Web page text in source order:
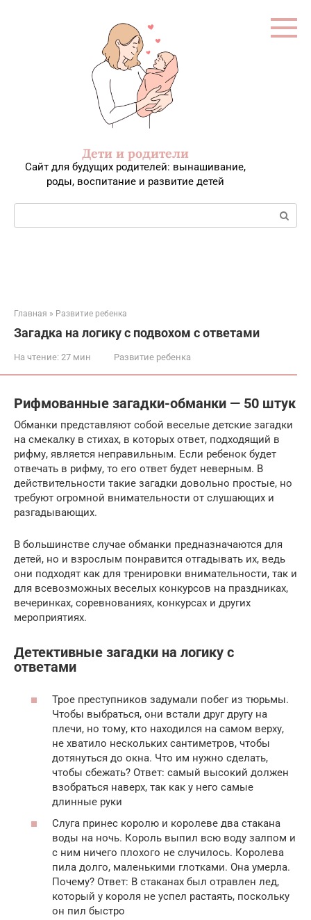
Дети и родители
Сайт для будущих родителей: вынашивание,
роды, воспитание и развитие детей
Поиск:
Главная » Развитие ребенка
Загадка на логику с подвохом с ответами
На чтение: 27 мин Развитие ребенка
Рифмованные загадки-обманки — 50 штук
Обманки представляют собой веселые детские загадки
на смекалку в стихах, в которых ответ, подходящий в
рифму, является неправильным. Если ребенок будет
отвечать в рифму, то его ответ будет неверным. В
действительности такие загадки довольно простые, но
требуют огромной внимательности от слушающих и
разгадывающих.
В большинстве случае обманки предназначаются для
детей, но и взрослым понравится отгадывать их, ведь
они подходят как для тренировки внимательности, так и
для всевозможных веселых конкурсов на праздниках,
вечеринках, соревнованиях, конкурсах и других
мероприятиях.
Детективные загадки на логику с
ответами
Трое преступников задумали побег из тюрьмы.
Чтобы выбраться, они встали друг другу на
плечи, но тому, кто находился на самом верху,
не хватило нескольких сантиметров, чтобы
дотянуться до окна. Что им нужно сделать,
чтобы сбежать? Ответ: самый высокий должен
взобраться наверх, так как у него самые
длинные руки
Слуга принес королю и королеве два стакана
воды на ночь. Король выпил всю воду залпом и
с ним ничего плохого не случилось. Королева
пила долго, маленькими глотками. Она умерла.
Почему? Ответ: В стаканах был отравлен лед,
который у короля не успел растаять, поскольку
он пил быстро